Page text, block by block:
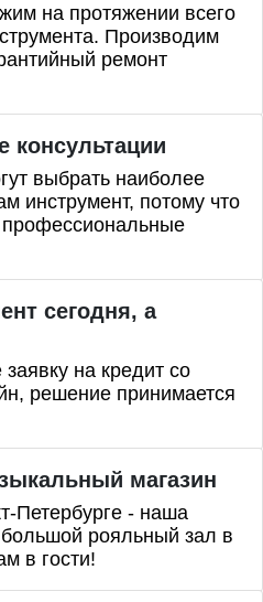
на протяжении всего
Производим
ремонт
консультации
выбрать наиболее
инструмент, потому что
профессиональные
сегодня, а
на кредит со
решение принимается
магазин
Петербурге - наша
рояльный зал в
в гости!